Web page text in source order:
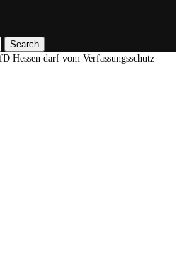
Search
Hessen darf vom Verfassungsschutz